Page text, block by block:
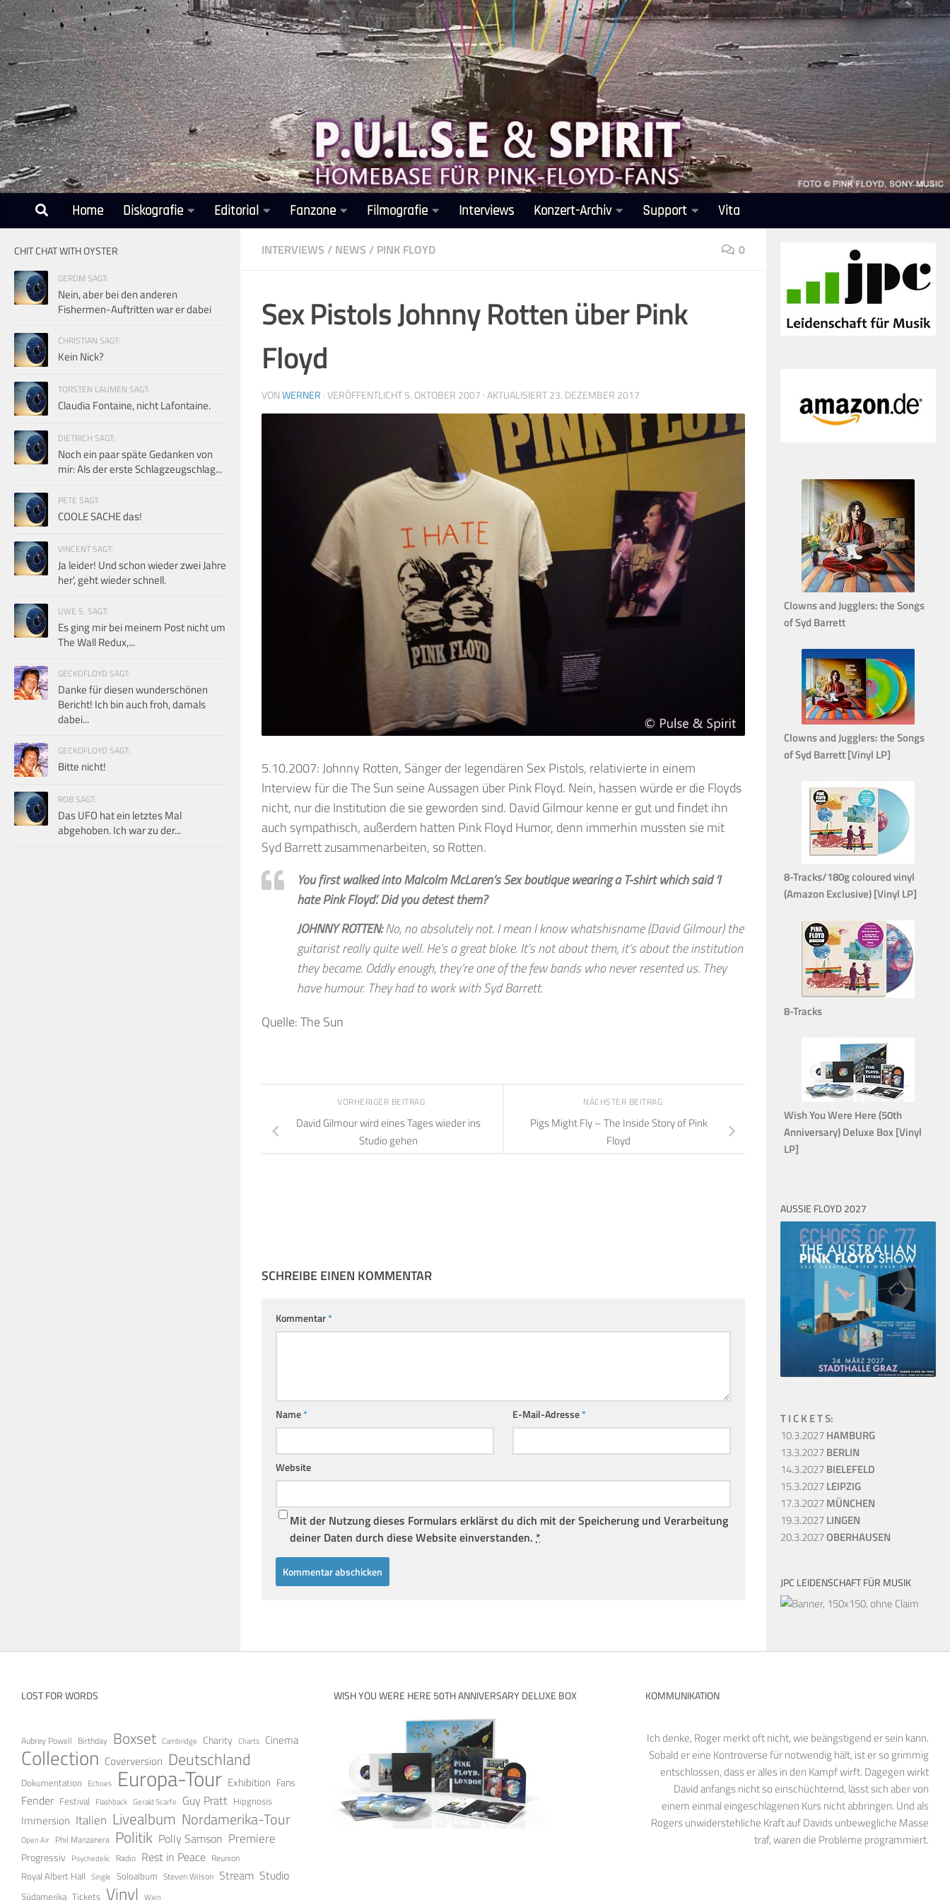
Unter dem Inhalt
Home Diskografie Editorial Fanzone Filmografie Interviews Konzert-Archiv Support Vita
INTERVIEWS / NEWS / PINK FLOYD 0
Sex Pistols Johnny Rotten über Pink
Floyd
VONWERNER · VERÖFFENTLICHT5. OKTOBER 2007 · AKTUALISIERT23. DEZEMBER 2017
5.10.2007: Johnny Rotten, Sänger der legendären Sex Pistols, relativierte in einem
Interview für die The Sun seine Aussagen über Pink Floyd. Nein, hassen würde er die Floyds
nicht, nur die Institution die sie geworden sind. David Gilmour kenne er gut und findet ihn
auch sympathisch, außerdem hatten Pink Floyd Humor, denn immerhin mussten sie mit
Syd Barrett zusammenarbeiten, so Rotten.
You first walked into Malcolm McLaren’s Sex boutique wearing a T-shirt which said ‘I
hate Pink Floyd’. Did you detest them?
JOHNNY ROTTEN:No, no absolutely not. I mean I know whatshisname (David Gilmour) the
guitarist really quite well. He’s a great bloke. It’s not about them, it’s about the institution
they became. Oddly enough, they’re one of the few bands who never resented us. They
have humour. They had to work with Syd Barrett.
Quelle: The Sun
NÄCHSTER BEITRAG
Pigs Might Fly – The Inside Story of Pink
Floyd
VORHERIGER BEITRAG
David Gilmour wird eines Tages wieder ins
Studio gehen
SCHREIBE EINEN KOMMENTAR
Kommentar*
Name* E-Mail-Adresse*
Website
Mit der Nutzung dieses Formulars erklärst du dich mit der Speicherung und Verarbeitung
deiner Daten durch diese Website einverstanden. *
CHIT CHAT WITH OYSTER
GERDM SAGT:
Nein, aber bei den anderen
Fishermen-Auftritten war er dabei
CHRISTIAN SAGT:
Kein Nick?
TORSTEN LAUMEN SAGT:
Claudia Fontaine, nicht Lafontaine.
DIETRICH SAGT:
Noch ein paar späte Gedanken von
mir: Als der erste Schlagzeugschlag...
PETE SAGT:
COOLE SACHE das!
VINCENT SAGT:
Ja leider! Und schon wieder zwei Jahre
her', geht wieder schnell.
UWE S. SAGT:
Es ging mir bei meinem Post nicht um
The Wall Redux,...
GECKOFLOYD SAGT:
Danke für diesen wunderschönen
Bericht! Ich bin auch froh, damals
dabei...
GECKOFLOYD SAGT:
Bitte nicht!
ROB SAGT:
Das UFO hat ein letztes Mal
abgehoben. Ich war zu der...
Clowns and Jugglers: the Songs
of Syd Barrett
Clowns and Jugglers: the Songs
of Syd Barrett [Vinyl LP]
8-Tracks/180g coloured vinyl
(Amazon Exclusive) [Vinyl LP]
8-Tracks
Wish You Were Here (50th
Anniversary) Deluxe Box [Vinyl
LP]
AUSSIE FLOYD 2027
T I C K E T S:
10.3.2027HAMBURG
13.3.2027BERLIN
14.3.2027BIELEFELD
15.3.2027LEIPZIG
17.3.2027MÜNCHEN
19.3.2027LINGEN
20.3.2027OBERHAUSEN
JPC LEIDENSCHAFT FÜR MUSIK
LOST FOR WORDS
Aubrey Powell Birthday Boxset Cambridge Charity Charts Cinema
Collection Coverversion Deutschland
Dokumentation Echoes Europa-Tour Exhibition Fans
Fender Festival Flashback Gerald Scarfe Guy Pratt Hipgnosis
Immersion Italien Livealbum Nordamerika-Tour
Open Air Phil Manzanera Politik Polly Samson Premiere
Progressiv Psychedelic Radio Rest in Peace Reunion
Royal Albert Hall Single Soloalbum Steven Wilson Stream Studio
Südamerika Tickets Vinyl Wien
WISH YOU WERE HERE 50TH ANNIVERSARY DELUXE BOX KOMMUNIKATION
Ich denke, Roger merkt oft nicht, wie beängstigend er sein kann.
Sobald er eine Kontroverse für notwendig hält, ist er so grimmig
entschlossen, dass er alles in den Kampf wirft. Dagegen wirkt
David anfangs nicht so einschüchternd, lässt sich aber von
einem einmal eingeschlagenen Kurs nicht abbringen. Und als
Rogers unwiderstehliche Kraft auf Davids unbewegliche Masse
traf, waren die Probleme programmiert.